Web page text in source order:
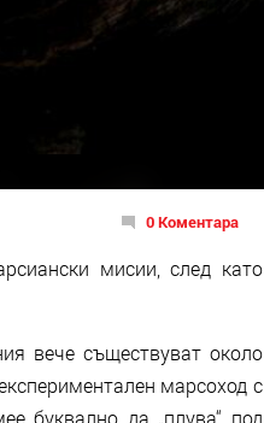
0 Коментара
мисии, след като
вече съществуват около
марсоход с
буквално да „плува“ под